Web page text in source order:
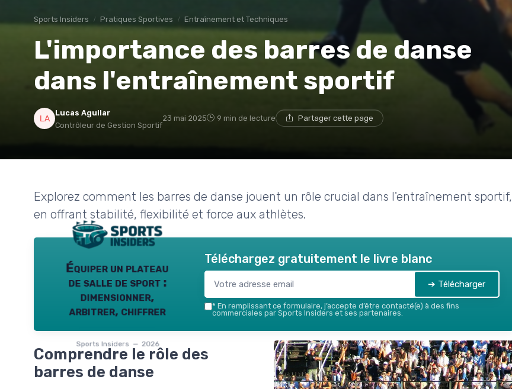
Sports Insiders Pratiques Sportives Entraînement et Techniques
L'importance des barres de danse
dans l'entraînement sportif
Lucas Aguilar
Contrôleur de Gestion Sportif
23 mai 2025 9 min de lecture Partager cette page
Explorez comment les barres de danse jouent un rôle crucial dans l'entraînement sportif,
en offrant stabilité, flexibilité et force aux athlètes.
Équiper un plateau
de salle de sport :
dimensionner,
arbitrer, chiffrer
Sports Insiders — 2026
Téléchargez gratuitement le livre blanc
➔ Télécharger
* En remplissant ce formulaire, j’accepte d’être contacté(e) à des fins
commerciales par Sports Insiders et ses partenaires.
Comprendre le rôle des
barres de danse